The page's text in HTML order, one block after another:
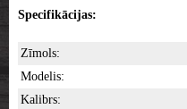
Specifikācijas:
Zīmols:
Modelis:
Kalibrs: